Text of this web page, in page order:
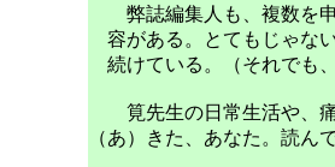
弊誌編集人も、複数を申
容がある。とてもじゃな
続けている。（それでも
筧先生の日常生活や、
（あ）きた、あなた。読ん